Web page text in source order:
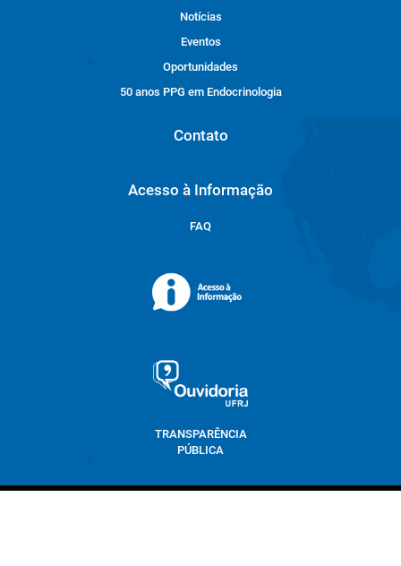
Notícias
Eventos
Oportunidades
50 anos PPG em Endocrinologia
Contato
Acesso à Informação
FAQ
TRANSPARÊNCIA
PÚBLICA